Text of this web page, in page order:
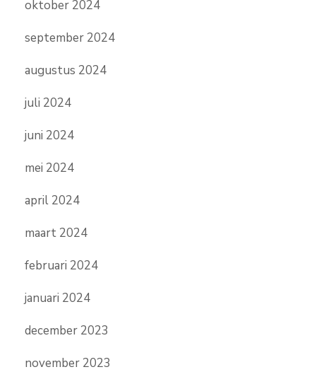
oktober 2024
september 2024
augustus 2024
juli 2024
juni 2024
mei 2024
april 2024
maart 2024
februari 2024
januari 2024
december 2023
november 2023